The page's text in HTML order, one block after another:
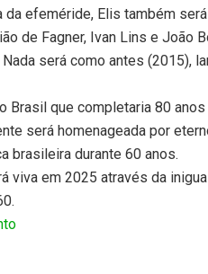
da efeméride, Elis também
de Fagner, Ivan Lins e João
será como antes (2015),
Brasil que completaria 80
será homenageada por
brasileira durante 60 anos.
viva em 2025 através da